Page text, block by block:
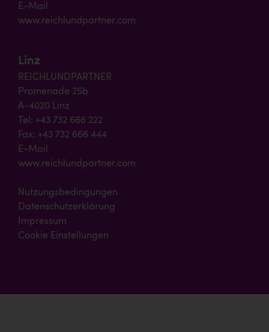
E-Mail
www.reichlundpartner.com
Linz
REICHLUNDPARTNER
Promenade 25b
A-4020 Linz
Tel: +43 732 666 222
Fax: +43 732 666 444
E-Mail
www.reichlundpartner.com
Nutzungsbedingungen
Datenschutzerklärung
Impressum
Cookie Einstellungen